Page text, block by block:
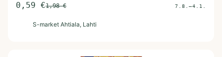
0,59 €1,98€ 7.8.–4.1.
S-market Ahtiala, Lahti